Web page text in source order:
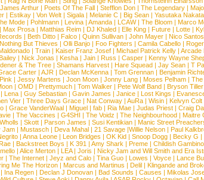
James Arthur | Poets Of The Fall | Stefflon Don | The Legendary |
| Estikay| Von Welt| Sigala| Melanie C| Big Sean| Yasutaka Nakata
Mode | Pohlmann | Levina | Amanda | LCAW| The Bloom | Marco
| Max Prosa | Matthias Reim | DJ Khaled | Elle King | Future | Lotte |
| Beth Ditto| Falco| Quinn Sullivan| John Mayer| Nico
Nothing But Thieves | Olli Banjo| Foo Fighters | Camila Cabello|
| Train | Kaiser Franz Josef | Michael Patrick Kelly | Arcade
| Nick Jonas | Kesha| Jain| Russ | Casper| Kenny Wayne
& The Tree| Shamans Harvest| Hare Squead| Jay Sean| T
Carter | AJR | Declan McKenna | Tom Grennan | Benjamin
Pink | Jessy Martens | Joon Moon | Jonny Lang | Moses Pelham | The
| OMD | Prettymuch | Tom Walker | Pete Wolf Band | Bryson Tiller
Lena| Guy Sebastian| Gavin James | Janice| Lost Kings |
Vier| Three Days Grace| Nat Conway| AuRa| Wisin| Kelvyn Colt
| Grace VanderWaal | Miguel | fab | Ria Mae | Judas Priest | Craig
| The Vaccines | G4SHI | The Voidz | The Neighbourhood| Maitre
| Skott | Parson James | Susi Kentikian | Manic Street
Jam| Mustasch| Deva Mahal| 21 Savage|Willie Nelson| Paul
| Anna Leone | Leon Bridges | OK Kid | Snoop Dogg | Becky G |
| Backstreet Boys | K 391 | Amy Shark | Preme| Childish Gambino
| Alice Merton| LEA| Joris | Nicky Jam and Will Smith and Era
| The Internet| Jeyz and Calo| Tina Guo| Lowes | Voyce| Lance
Me The Horizon| Marcus and Martinus | Delil| Klingande and
| Ina Regen | Declan J Donovan | Bad Sounds | Causes | Mikolas